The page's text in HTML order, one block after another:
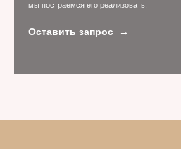
мы постраемся его реализовать.
Оставить запрос